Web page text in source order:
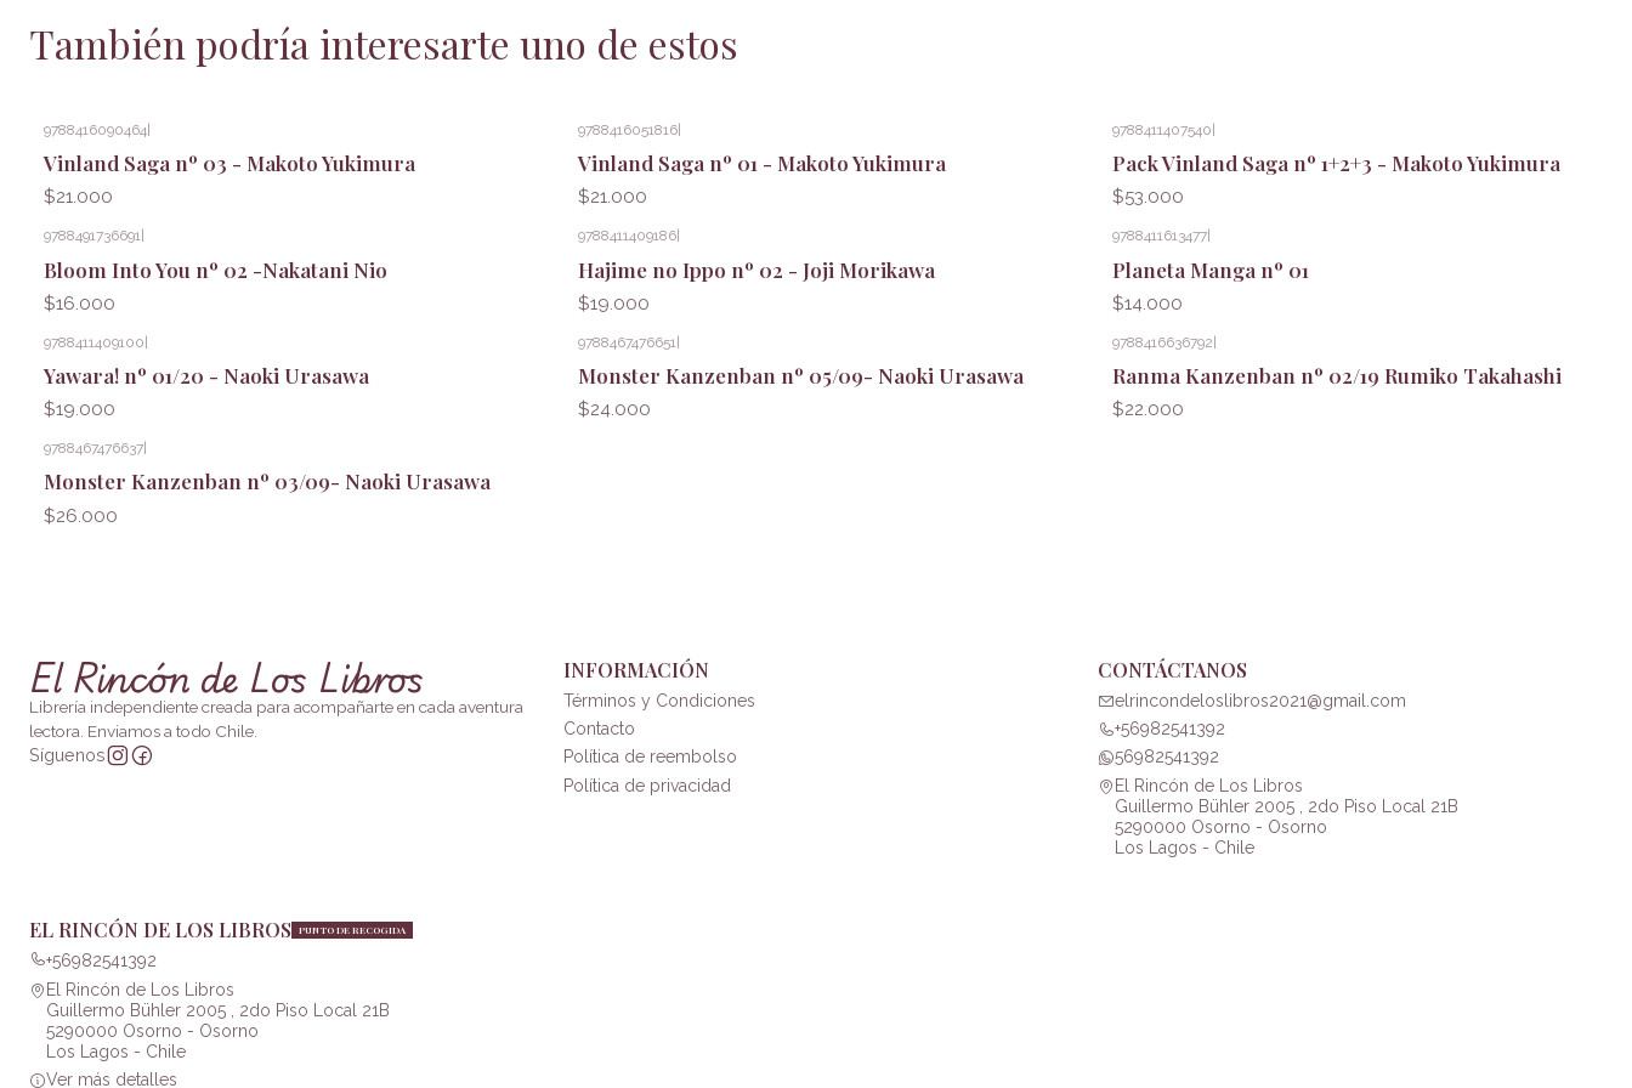
También podría interesarte uno de estos
9788416090464
Vinland Saga nº 03 - Makoto Yukimura
$21.000
9788416051816|
Vinland Saga nº 01 - Makoto Yukimura
$21.000
9788411407540
Pack Vinland Saga nº 1+2+3 - Makoto Yukimura
$53.000
9788491736691
Bloom Into You nº 02 -Nakatani Nio
$16.000
9788411409186|
Hajime no Ippo nº 02 - Joji Morikawa
$19.000
9788411613477|
Planeta Manga nº 01
$14.000
9788411409100|
Yawara! nº 01/20 - Naoki Urasawa
$19.000
9788467476651 |
Monster Kanzenban nº 05/09- Naoki Urasawa
$24.000
9788416636792|
Ranma Kanzenban nº 02/19 Rumiko Takahashi
$22.000
9788467476637
Monster Kanzenban nº 03/09- Naoki Urasawa
$26.000
El Rincón de Los Libros
Librería independiente creada para acompañarte en cada aventura
lectora. Enviamos a todo Chile.
Síguenos
INFORMACIÓN
Términos y Condiciones
Contacto
Política de reembolso
Política de privacidad
CONTÁCTANOS
elrincondeloslibros2021@gmail.com
+56982541392
56982541392
El Rincón de Los Libros
Guillermo Bühler 2005 , 2do Piso Local 21B
5290000 Osorno - Osorno
Los Lagos - Chile
EL RINCÓN DE LOS LIBROS PUNTO DE RECOGIDA
+56982541392
El Rincón de Los Libros
Guillermo Bühler 2005 , 2do Piso Local 21B
5290000 Osorno - Osorno
Los Lagos - Chile
Ver más detalles